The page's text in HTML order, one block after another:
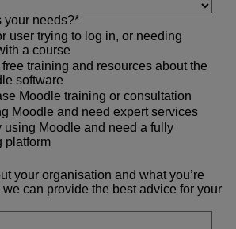
your needs?*
user trying to log in, or needing
a course
free training and resources about the
software
Moodle training or consultation
Moodle and need expert services
using Moodle and need a fully
platform
your organisation and what you’re
can provide the best advice for your